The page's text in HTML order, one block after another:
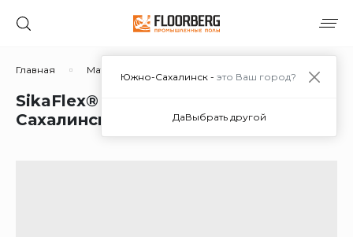
Главная Материалы Дополнительные материалы
SikaFlex® Precast в Южно-
Сахалинске
Южно-Сахалинск - это Ваш город?
ДаВыбрать другой